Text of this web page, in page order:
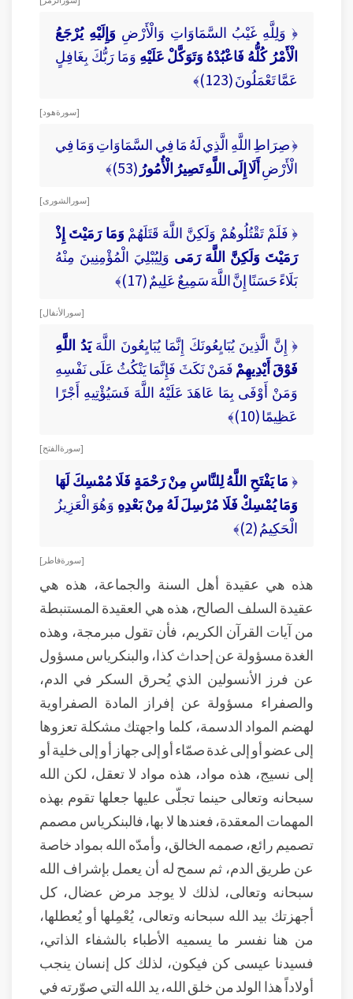
﴿ وَلِلَّهِ غَيْبُ السَّمَاوَاتِ وَالْأَرْضِ وَإِلَيْهِ يُرْجَعُ
الْأَمْرُ كُلُّهُ فَاعْبُدْهُ وَتَوَكَّلْ عَلَيْهِ وَمَا رَبُّكَ بِغَافِلٍ
عَمَّا تَعْمَلُونَ (123)﴾
[ سورة هود ]
﴿ صِرَاطِ اللَّهِ الَّذِي لَهُ مَا فِي السَّمَاوَاتِ وَمَا فِي
الْأَرْضِأَلَا إِلَى اللَّهِ تَصِيرُ الْأُمُورُ (53)﴾
[ سور الشورى ]
﴿ فَلَمْ تَقْتُلُوهُمْ وَلَكِنَّ اللَّهَ قَتَلَهُمْ وَمَا رَمَيْتَ إِذْ
رَمَيْتَ وَلَكِنَّ اللَّهَ رَمَى وَلِيُبْلِيَ الْمُؤْمِنِينَ مِنْهُ
بَلَاءً حَسَنًا إِنَّ اللَّهَ سَمِيعٌ عَلِيمٌ (17)﴾
[ سور الأنفال ]
﴿ إِنَّ الَّذِينَ يُبَايِعُونَكَ إِنَّمَا يُبَايِعُونَ اللَّهَيَدُ اللَّهِ
فَوْقَ أَيْدِيهِمْفَمَنْ نَكَثَ فَإِنَّمَا يَنْكُثُ عَلَى نَفْسِهِ
وَمَنْ أَوْفَى بِمَا عَاهَدَ عَلَيْهُ اللَّهَ فَسَيُؤْتِيهِ أَجْرًا
عَظِيمًا (10)﴾
[ سورة الفتح ]
﴿مَا يَفْتَحِ اللَّهُ لِلنَّاسِ مِنْ رَحْمَةٍ فَلَا مُمْسِكَ لَهَا
وَمَا يُمْسِكْ فَلَا مُرْسِلَ لَهُ مِنْ بَعْدِهِ وَهُوَ الْعَزِيزُ
الْحَكِيمُ (2)﴾
[ سورة فاطر ]
هذه هي عقيدة أهل السنة والجماعة، هذه هي
عقيدة السلف الصالح، هذه هي العقيدة المستنبطة
من آيات القرآن الكريم، فأن تقول مبرمجة، وهذه
الغدة مسؤولة عن إحداث كذا، والبنكرياس مسؤول
عن فرز الأنسولين الذي يُحرق السكر في الدم،
والصفراء مسؤولة عن إفراز المادة الصفراوية
لهضم المواد الدسمة، كلما واجهتك مشكلة تعزوها
إلى عضو أو إلى غدة صمّاء أو إلى جهاز أو إلى خلية أو
إلى نسيج، هذه مواد، هذه مواد لا تعقل، لكن الله
سبحانه وتعالى حينما تجلّى عليها جعلها تقوم بهذه
المهمات المعقدة، فعندها لا بها، فالبنكرياس مصمم
تصميم رائع، صممه الخالق، وأمدّه الله بمواد خاصة
عن طريق الدم، ثم سمح له أن يعمل بإشراف الله
سبحانه وتعالى، لذلك لا يوجد مرض عضال، كل
أجهزتك بيد الله سبحانه وتعالى، يُعْمِلها أو يُعطلها،
من هنا نفسر ما يسميه الأطباء بالشفاء الذاتي،
فسيدنا عيسى كن فيكون، لذلك كل إنسان ينجب
أولاداً هذا الولد من خلق الله، يد الله التي صوّرته في